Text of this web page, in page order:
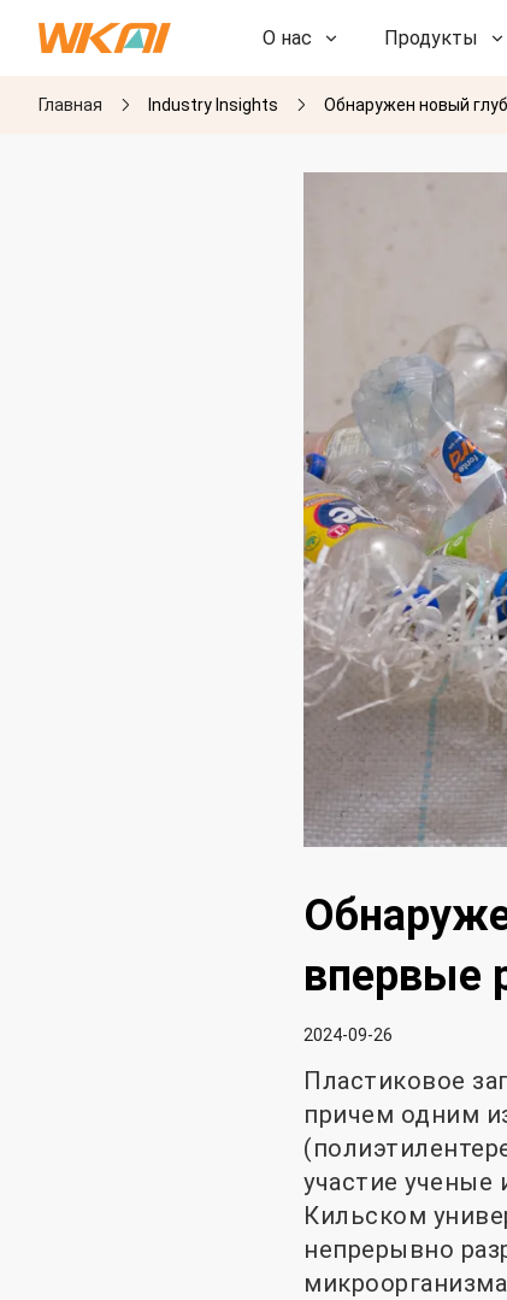
О нас Продукты
НИОКР
Главная Industry Insights Обнаружен новый
впервые
2024-09-26
Пластиковое
причем одним
участие
Кильском
непрерывно